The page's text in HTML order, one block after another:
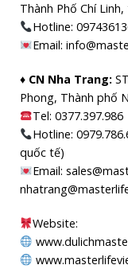
Thành Phố Chí
Hotline:
Email:
♦ CN Nha Trang:
Phong, Thành phố
Tel: 0377.397.986
Hotline:
quốc tế)
Email:
Website: